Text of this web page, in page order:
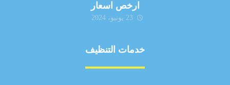
ارخص اسعار
23 يونيو، 2024
خدمات التنظيف